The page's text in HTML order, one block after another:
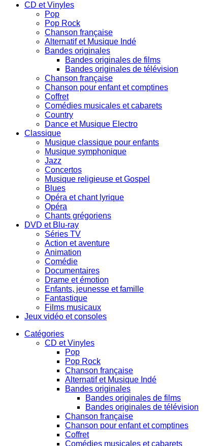
CD et Vinyles
Pop
Pop Rock
Chanson française
Alternatif et Musique Indé
Bandes originales
Bandes originales de films
Bandes originales de télévision
Chanson française
Chanson pour enfant et comptines
Coffret
Comédies musicales et cabarets
Country
Dance et Musique Electro
Classique
Musique classique pour enfants
Musique symphonique
Jazz
Concertos
Musique religieuse et Gospel
Blues
Opéra et chant lyrique
Opéra
Chants grégoriens
DVD et Blu-ray
Séries TV
Action et aventure
Animation
Comédie
Documentaires
Drame et émotion
Enfants, jeunesse et famille
Fantastique
Films musicaux
Jeux vidéo et consoles
Catégories
CD et Vinyles
Pop
Pop Rock
Chanson française
Alternatif et Musique Indé
Bandes originales
Bandes originales de films
Bandes originales de télévision
Chanson française
Chanson pour enfant et comptines
Coffret
Comédies musicales et cabarets